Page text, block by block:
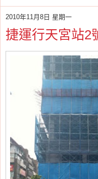
2010年11月8日 星期一
捷運行天宮站2